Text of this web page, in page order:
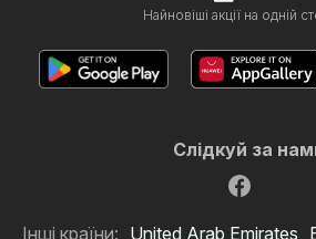
Найновіші акції на одній
Слідкуй за
Інші країни: United Arab Emirates